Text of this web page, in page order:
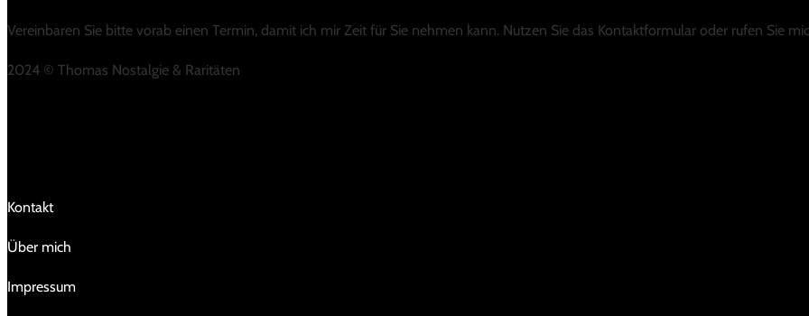
Vereinbaren Sie bitte vorab einen Termin, damit ich mir Zeit für Sie nehmen kann. Nutzen Sie das Kontaktformular oder rufen Sie
2024 © Thomas Nostalgie & Raritäten
Kontakt
Über mich
Impressum